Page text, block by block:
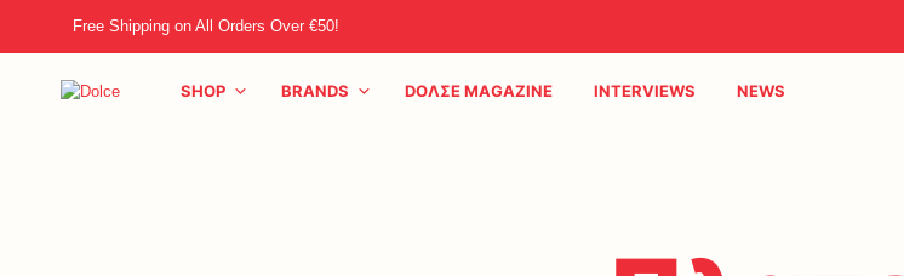
Free Shipping on All Orders Over €50!
SHOP BRANDS DOΛΣE MAGAZINE INTERVIEWS NEWS